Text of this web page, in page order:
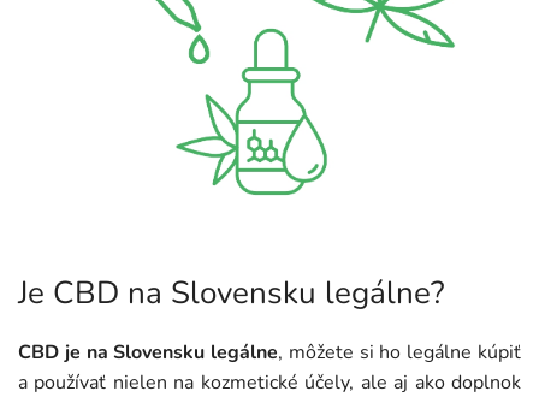
Je CBD na Slovensku legálne?
CBD je na Slovensku legálne, môžete si ho legálne kúpiť
a používať nielen na kozmetické účely, ale aj ako doplnok